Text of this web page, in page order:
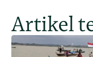
Artikel